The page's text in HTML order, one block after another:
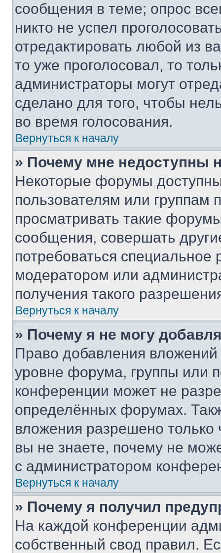
сообщения в теме; опрос
никто не успел
отредактировать любой из
то уже проголосовал, то
администраторы могут
сделано для того, чтобы
во время голосования.
Вернуться к началу
» Почему мне недоступны
Некоторые форумы
пользователям или группам
просматривать такие
сообщения, совершать
потребоваться
модератором или
получения такого
Вернуться к началу
» Почему я не могу
Право добавления
уровне форума, группы или
конференции может не
определённых форумах.
вложения разрешено
вы не знаете, почему не
с администратором
Вернуться к началу
» Почему я получил
На каждой конференции
собственный свод правил.